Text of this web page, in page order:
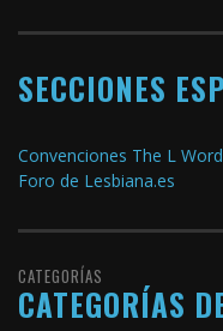
SECCIONES
Convenciones The L Word
Foro de Lesbiana.es
CATEGORÍAS
CATEGORÍAS